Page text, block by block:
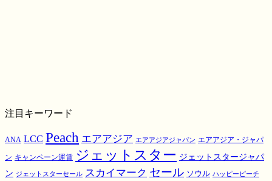
注目キーワード
ANA LCC Peach エアアジア エアアジアジャパン エアアジア・ジャパ
ン キャンペーン運賃 ジェットスター ジェットスタージャパ
ン ジェットスターセール スカイマーク セール ソウル ハッピーピーチ